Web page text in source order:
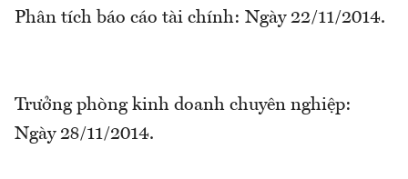
Phân tích báo cáo tài chính: Ngày 22/11/2014.
Trưởng phòng kinh doanh chuyên nghiệp:
Ngày 28/11/2014.